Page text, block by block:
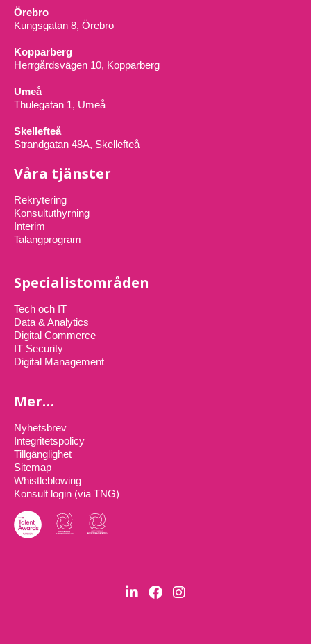
Örebro
Kungsgatan 8, Örebro
Kopparberg
Herrgårdsvägen 10, Kopparberg
Umeå
Thulegatan 1, Umeå
Skellefteå
Strandgatan 48A, Skellefteå
Våra tjänster
Rekrytering
Konsultuthyrning
Interim
Talangprogram
Specialistområden
Tech och IT
Data & Analytics
Digital Commerce
IT Security
Digital Management
Mer…
Nyhetsbrev
Integritetspolicy
Tillgänglighet
Sitemap
Whistleblowing
Konsult login (via TNG)